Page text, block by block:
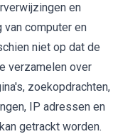
en
computer en
niet op dat de
verzamelen over
zoekopdrachten,
IP adressen en
getrackt worden.